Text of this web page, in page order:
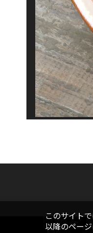
このサイト
以降のペー